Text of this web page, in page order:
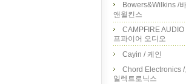
Bowers&Wilkins /
앤윌킨스
CAMPFIRE AUDIO
프파이어 오디오
Cayin / 케인
Chord Electronics /
일렉트로닉스